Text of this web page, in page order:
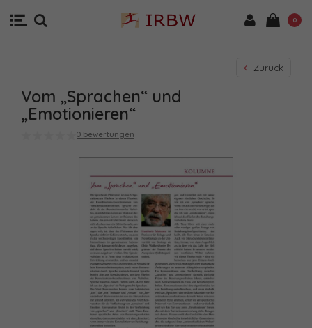
0
Zurück
Vom „Sprachen“ und
„Emotionieren“
0 bewertungen